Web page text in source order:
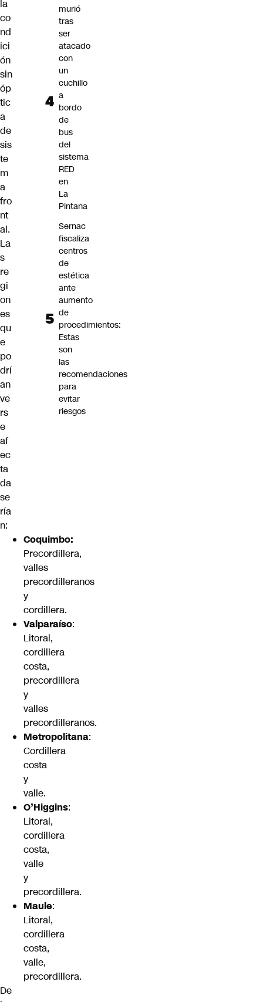
la
co
nd
ici
ón
sin
óp
tic
a
de
sis
te
m
a
fro
nt
al.
La
s
re
gi
on
es
qu
e
po
drí
an
ve
rs
e
af
ec
ta
da
se
ría
n:
Coquimbo:
Precordillera,
valles
precordilleranos
y
cordillera.
Valparaíso:
Litoral,
cordillera
costa,
precordillera
y
valles
precordilleranos.
Metropolitana:
Cordillera
costa
y
valle.
O’Higgins:
Litoral,
cordillera
costa,
valle
y
precordillera.
Maule:
Litoral,
cordillera
costa,
valle,
precordillera.
De
murió
tras
ser
atacado
con
un
cuchillo
a
bordo
de
bus
del
sistema
RED
en
La
Pintana
Sernac
fiscaliza
centros
de
estética
ante
aumento
de
procedimientos:
Estas
son
las
recomendaciones
para
evitar
riesgos